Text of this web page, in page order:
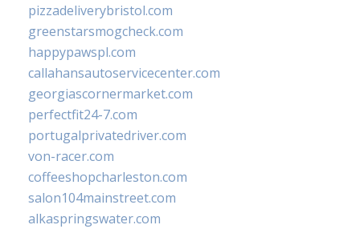
pizzadeliverybristol.com
greenstarsmogcheck.com
happypawspl.com
callahansautoservicecenter.com
georgiascornermarket.com
perfectfit24-7.com
portugalprivatedriver.com
von-racer.com
coffeeshopcharleston.com
salon104mainstreet.com
alkaspringswater.com